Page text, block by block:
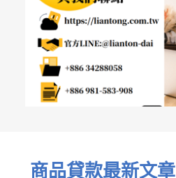
商品貸款最新文章